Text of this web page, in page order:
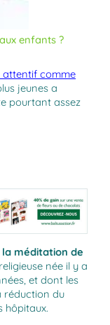
enfants ?
attentif comme
jeunes a
pourtant assez
la méditation de
née il y a
et dont les
réduction du
hôpitaux.